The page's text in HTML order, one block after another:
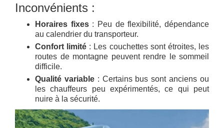
Inconvénients :
Horaires fixes: Peu de flexibilité, dépendance
au calendrier du transporteur.
Confort limité : Les couchettes sont étroites, les
routes de montagne peuvent rendre le sommeil
difficile.
Qualité variable: Certains bus sont anciens ou
les chauffeurs peu expérimentés, ce qui peut
nuire à la sécurité.